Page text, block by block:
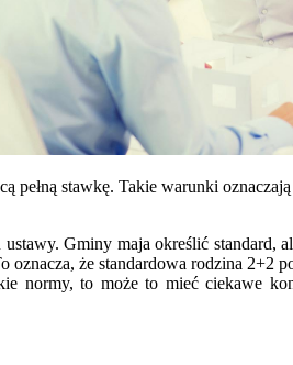
pełną stawkę. Takie warunki
Gminy maja określić standard,
że standardowa rodzina 2+2
normy, to może to mieć ciekawe